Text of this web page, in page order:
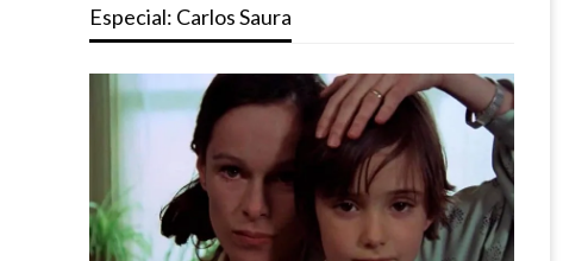
Especial: Carlos Saura